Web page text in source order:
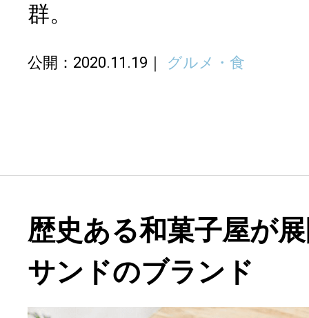
群。
公開：2020.11.19 グルメ・食
歴史ある和菓子屋が
サンドのブランド